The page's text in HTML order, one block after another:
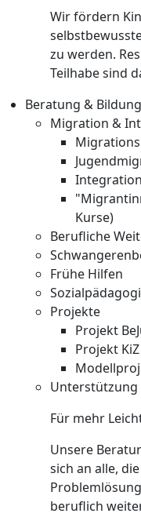
Wir fördern
zu werden.
Teilhabe sind
Beratung & Bildung
Migration &
Kurse)
Berufliche
Frühe Hilfen
Projekte
Projekt
Projekt KiZ
Unterstützung
Für mehr
Unsere
sich an alle,
beruflich